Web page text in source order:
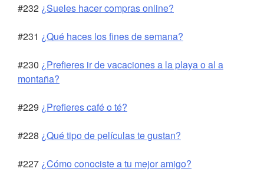
#232 ¿Sueles hacer compras online?
#231 ¿Qué haces los fines de semana?
#230 ¿Prefieres ir de vacaciones a la playa o al a
montaña?
#229 ¿Prefieres café o té?
#228 ¿Qué tipo de películas te gustan?
#227 ¿Cómo conociste a tu mejor amigo?